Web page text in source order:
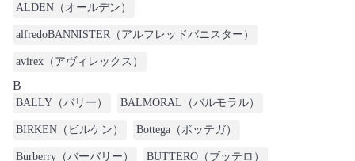
ALDEN（オールデン）
alfredoBANNISTER（アルフレッドバニスター）
avirex（アヴィレックス）
B
BALLY（バリー） BALMORAL（バルモラル）
BIRKEN（ビルケン） Bottega（ボッテガ）
Burberry（バーバリー） BUTTERO（ブッテロ）